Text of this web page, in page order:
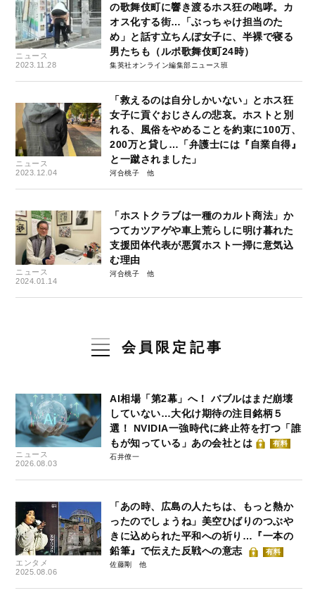
ニュース
2023.11.28
の歌舞伎町に響き渡るホス狂の咆哮。カ
オス化する街…「ぶっちゃけ担当のた
め」と話す立ちんぼ女子に、半裸で寝る
男たちも（ルポ歌舞伎町24時）
集英社オンライン編集部ニュース班
ニュース
2023.12.04
「救えるのは自分しかいない」とホス狂
女子に貢ぐおじさんの悲哀。ホストと別
れる、風俗をやめることを約束に100万、
200万と貸し…「弁護士には『自業自得』
と一蹴されました」
河合桃子
ニュース
2024.01.14
「ホストクラブは一種のカルト商法」か
つてカツアゲや車上荒らしに明け暮れた
支援団体代表が悪質ホスト一掃に意気込
む理由
河合桃子
会員限定記事
ニュース
2026.08.03
AI相場「第2幕」へ！ バブルはまだ崩壊
していない…大化け期待の注目銘柄５
選！ NVIDIA一強時代に終止符を打つ「誰
もが知っている」あの会社とは
有料
石井僚一
エンタメ
2025.08.06
「あの時、広島の人たちは、もっと熱か
ったのでしょうね」美空ひばりのつぶや
きに込められた平和への祈り…『一本の
鉛筆』で伝えた反戦への意志
有料
佐藤剛